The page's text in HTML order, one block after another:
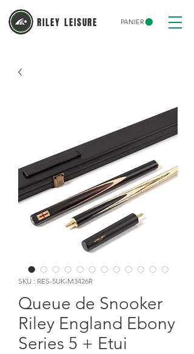
PANIER
RILEY LEISURE
SKU : RES-5UK-M3426R
Queue de Snooker
Riley England Ebony
Series 5 + Etui